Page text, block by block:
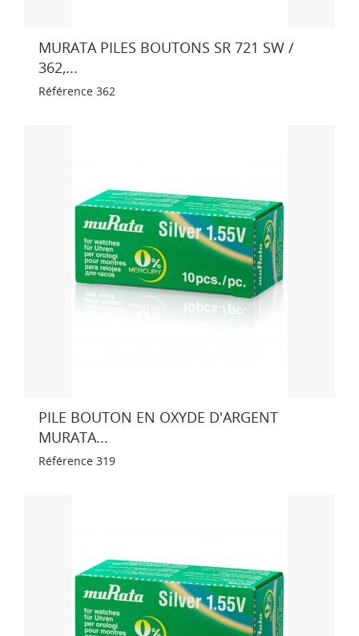
MURATA PILES BOUTONS SR 721 SW /
362,...
Référence 362
PILE BOUTON EN OXYDE D'ARGENT
MURATA...
Référence 319